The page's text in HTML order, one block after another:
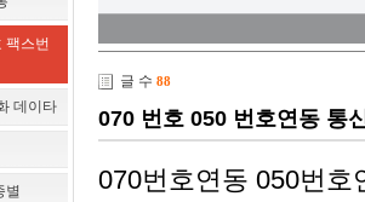
팩스번
데이타
별
글 수 88
070 번호 050 번호연동 통
070번호연동 050번